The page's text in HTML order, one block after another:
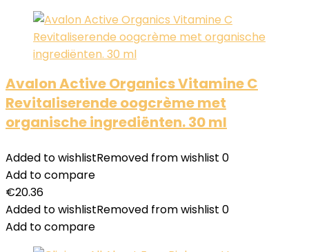
Avalon Active Organics Vitamine C
Revitaliserende oogcrème met
organische ingrediënten. 30 ml
Added to wishlistRemoved from wishlist 0
Add to compare
€20.36
Added to wishlistRemoved from wishlist 0
Add to compare